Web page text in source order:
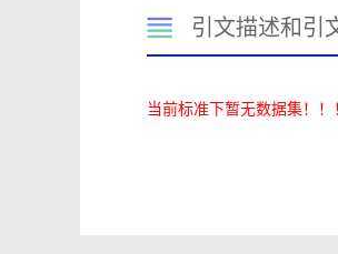
引文描述和引
当前标准下暂无数据集！！